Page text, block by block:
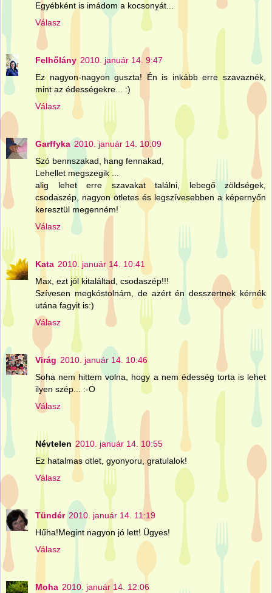
Egyébként is imádom a kocsonyát...
Válasz
Felhőlány 2010. január 14. 9:47
Ez nagyon-nagyon guszta! Én is inkább erre szavaznék,
mint az édességekre... :)
Válasz
Garffyka 2010. január 14. 10:09
Szó bennszakad, hang fennakad,
Lehellet megszegik ...
alig lehet erre szavakat találni, lebegő zöldségek,
csodaszép, nagyon ötletes és legszívesebben a képernyőn
keresztül megenném!
Válasz
Kata 2010. január 14. 10:41
Max, ezt jól kitaláltad, csodaszép!!!
Szívesen megkóstolnám, de azért én desszertnek kérnék
utána fagyit is:)
Válasz
Virág 2010. január 14. 10:46
Soha nem hittem volna, hogy a nem édesség torta is lehet
ilyen szép... :-O
Válasz
Névtelen 2010. január 14. 10:55
Ez hatalmas otlet, gyonyoru, gratulalok!
Válasz
Tündér 2010. január 14. 11:19
Hűha!Megint nagyon jó lett! Ügyes!
Válasz
Moha 2010. január 14. 12:06